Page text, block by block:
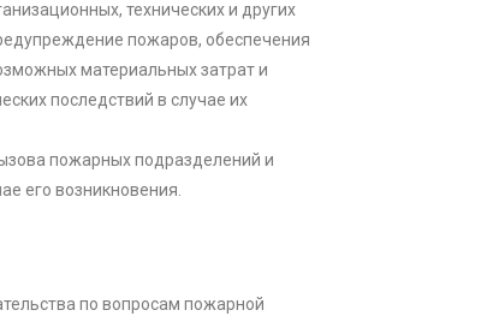
технических и других
пожаров, обеспечения
материальных затрат и
последствий в случае их
пожарных подразделений и
его возникновения.
по вопросам пожарной